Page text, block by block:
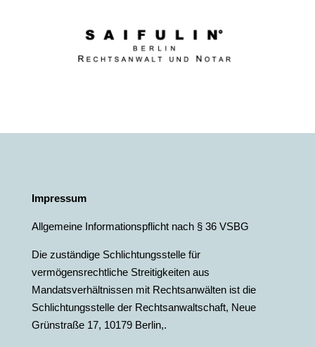
Impressum
Allgemeine Informationspflicht nach § 36 VSBG
Die zuständige Schlichtungsstelle für
vermögensrechtliche Streitigkeiten aus
Mandatsverhältnissen mit Rechtsanwälten ist die
Schlichtungsstelle der Rechtsanwaltschaft, Neue
Grünstraße 17, 10179 Berlin,.